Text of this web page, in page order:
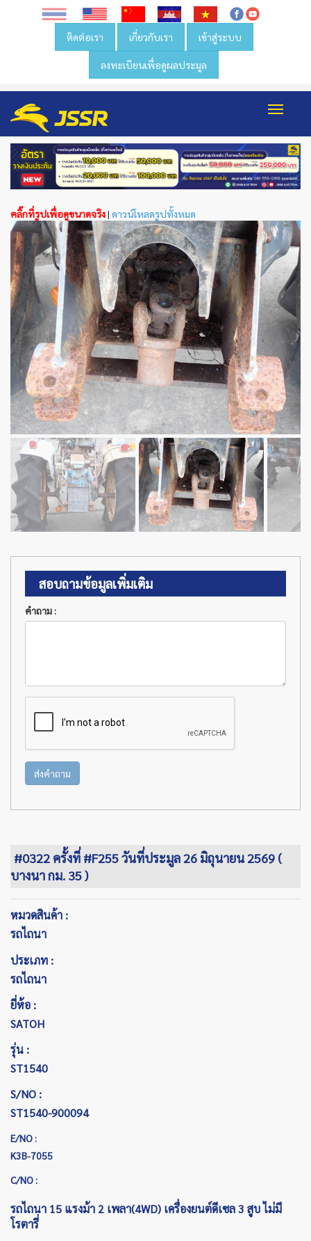
ติดต่อเรา เกี่ยวกับเรา เข้าสู่ระบบ
ลงทะเบียนเพื่อดูผลประมูล
คลิ๊กที่รูปเพื่อดูขนาดจริง| ดาวน์โหลดรูปทั้งหมด
สอบถามข้อมูลเพิ่มเติม
คำถาม :
ส่งคำถาม
#0322 ครั้งที่ #F255 วันที่ประมูล 26 มิถุนายน 2569 (
บางนา กม. 35 )
หมวดสินค้า :
รถไถนา
ประเภท :
รถไถนา
ยี่ห้อ :
SATOH
รุ่น :
ST1540
S/NO :
ST1540-900094
E/NO :
K3B-7055
C/NO :
รถไถนา 15 แรงม้า 2 เพลา(4WD) เครื่องยนต์ดีเซล 3 สูบ ไม่มี
โรตารี่